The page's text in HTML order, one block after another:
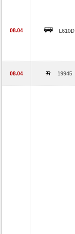
08.04 L610D
08.04 19945